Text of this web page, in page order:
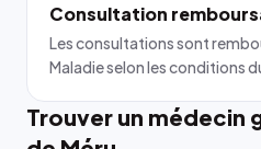
Consultation
Les consultations sont
Maladie selon les conditions
Trouver un médecin